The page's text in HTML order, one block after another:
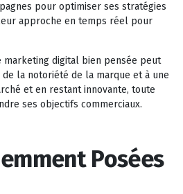
pour optimiser ses stratégies
approche en temps réel pour
marketing digital bien pensée peut
la notoriété de la marque et à une
et en restant innovante, toute
ses objectifs commerciaux.
Posées